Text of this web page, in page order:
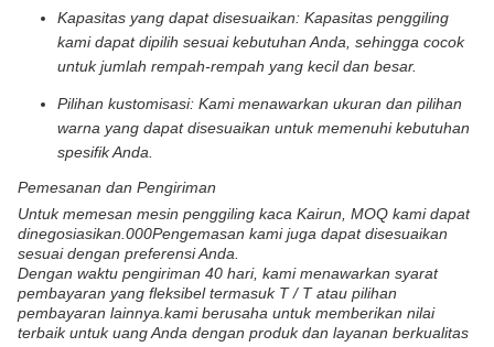
Kapasitas yang dapat disesuaikan: Kapasitas penggiling
kami dapat dipilih sesuai kebutuhan Anda, sehingga cocok
untuk jumlah rempah-rempah yang kecil dan besar.
Pilihan kustomisasi: Kami menawarkan ukuran dan pilihan
warna yang dapat disesuaikan untuk memenuhi kebutuhan
spesifik Anda.
Pemesanan dan Pengiriman
Untuk memesan mesin penggiling kaca Kairun, MOQ kami dapat
dinegosiasikan.000Pengemasan kami juga dapat disesuaikan
sesuai dengan preferensi Anda.
Dengan waktu pengiriman 40 hari, kami menawarkan syarat
pembayaran yang fleksibel termasuk T / T atau pilihan
pembayaran lainnya.kami berusaha untuk memberikan nilai
terbaik untuk uang Anda dengan produk dan layanan berkualitas